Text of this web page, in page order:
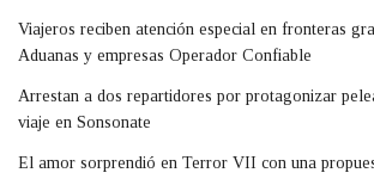
Viajeros reciben atención especial en fronteras
Aduanas y empresas Operador Confiable
Arrestan a dos repartidores por protagonizar
viaje en Sonsonate
El amor sorprendió en Terror VII con una